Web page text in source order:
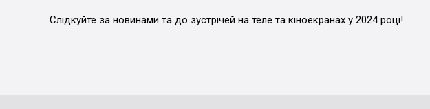
Слідкуйте за новинами та до зустрічей на теле та кіноекранах у 2024 році!